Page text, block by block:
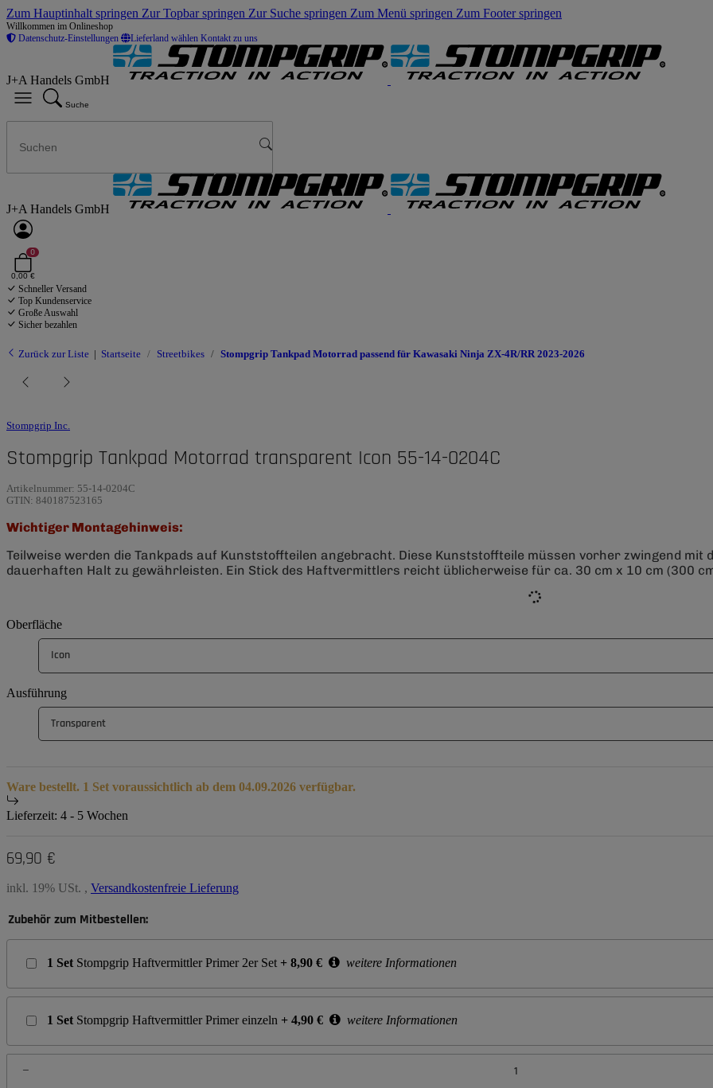
Zum Hauptinhalt springen Zur Topbar springen Zur Suche springen Zum Menü springen Zum Footer springen
Willkommen im Onlineshop
Datenschutz-Einstellungen
Lieferland wählen Kontakt zu uns
J+A Handels GmbH
Suche
J+A Handels GmbH
0
0,00 €
Schneller Versand
Top Kundenservice
Große Auswahl
Sicher bezahlen
Zurück zur Liste Startseite Streetbikes Stompgrip Tankpad Motorrad passend für Kawasaki Ninja ZX-4R/RR 2023-2026
Stompgrip Inc.
Stompgrip Tankpad Motorrad transparent Icon 55-14-0204C
Artikelnummer: 55-14-0204C
GTIN: 840187523165
Wichtiger Montagehinweis:
Teilweise werden die Tankpads auf Kunststoffteilen angebracht. Diese Kunststoffteile müssen vorher zwingend
dauerhaften Halt zu gewährleisten. Ein Stick des Haftvermittlers reicht üblicherweise für ca. 30 cm x 10 cm (300
Oberfläche
Icon
Ausführung
Transparent
Ware bestellt. 1 Set voraussichtlich ab dem 04.09.2026 verfügbar.
Lieferzeit: 4 - 5 Wochen
69,90 €
inkl. 19% USt. , Versandkostenfreie Lieferung
Zubehör zum Mitbestellen:
1 Set Stompgrip Haftvermittler Primer 2er Set + 8,90 € weitere Informationen
1 Set Stompgrip Haftvermittler Primer einzeln + 4,90 € weitere Informationen